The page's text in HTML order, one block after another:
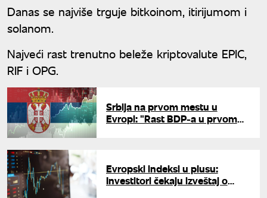
Danas se najviše trguje bitkoinom, itirijumom i
solanom.
Najveći rast trenutno beleže kriptovalute EPIC,
RIF i OPG.
Srbija na prvom mestu u
Evropi: "Rast BDP-a u prvom
Evropski indeksi u plusu:
Investitori čekaju izveštaj o